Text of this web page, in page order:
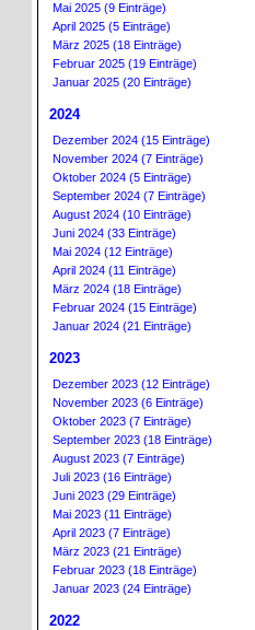
Mai 2025 (9 Einträge)
April 2025 (5 Einträge)
März 2025 (18 Einträge)
Februar 2025 (19 Einträge)
Januar 2025 (20 Einträge)
2024
Dezember 2024 (15 Einträge)
November 2024 (7 Einträge)
Oktober 2024 (5 Einträge)
September 2024 (7 Einträge)
August 2024 (10 Einträge)
Juni 2024 (33 Einträge)
Mai 2024 (12 Einträge)
April 2024 (11 Einträge)
März 2024 (18 Einträge)
Februar 2024 (15 Einträge)
Januar 2024 (21 Einträge)
2023
Dezember 2023 (12 Einträge)
November 2023 (6 Einträge)
Oktober 2023 (7 Einträge)
September 2023 (18 Einträge)
August 2023 (7 Einträge)
Juli 2023 (16 Einträge)
Juni 2023 (29 Einträge)
Mai 2023 (11 Einträge)
April 2023 (7 Einträge)
März 2023 (21 Einträge)
Februar 2023 (18 Einträge)
Januar 2023 (24 Einträge)
2022